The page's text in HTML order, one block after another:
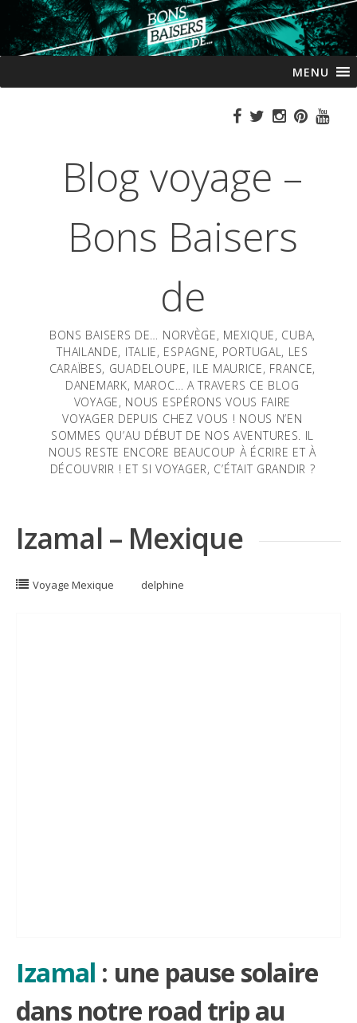
au
MENU
Blog voyage –
Bons Baisers
de
BONS BAISERS DE… NORVÈGE, MEXIQUE, CUBA,
THAILANDE, ITALIE, ESPAGNE, PORTUGAL, LES
CARAÏBES, GUADELOUPE, ILE MAURICE, FRANCE,
DANEMARK, MAROC… A TRAVERS CE BLOG
VOYAGE, NOUS ESPÉRONS VOUS FAIRE
VOYAGER DEPUIS CHEZ VOUS ! NOUS N’EN
SOMMES QU’AU DÉBUT DE NOS AVENTURES. IL
NOUS RESTE ENCORE BEAUCOUP À ÉCRIRE ET À
DÉCOUVRIR ! ET SI VOYAGER, C’ÉTAIT GRANDIR ?
Izamal – Mexique
Voyage Mexique delphine
Izamal : une pause solaire
dans notre road trip au